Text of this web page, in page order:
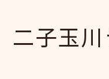
二子玉